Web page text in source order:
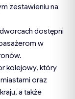
zestawieniu na
dworcach dostępni
w
kolejowy, który
oraz
a także